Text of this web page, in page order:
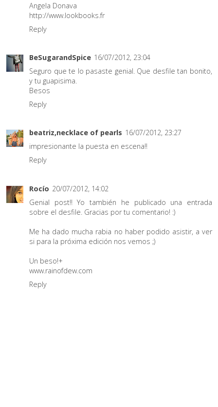
Angela Donava
http://www.lookbooks.fr
Reply
BeSugarandSpice 16/07/2012, 23:04
Seguro que te lo pasaste genial. Que desfile tan bonito,
y tu guapisima.
Besos
Reply
beatriz,necklace of pearls 16/07/2012, 23:27
impresionante la puesta en escena!!
Reply
Rocío 20/07/2012, 14:02
Genial post!! Yo también he publicado una entrada
sobre el desfile. Gracias por tu comentario! :)
Me ha dado mucha rabia no haber podido asistir, a ver
si para la próxima edición nos vemos ;)
Un beso!+
www.rainofdew.com
Reply